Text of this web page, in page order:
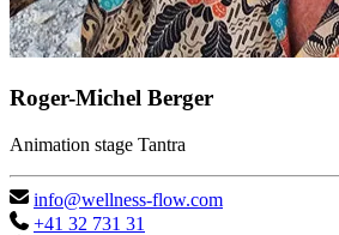
Roger-Michel Berger
Animation stage Tantra
info@wellness-flow.com
+41 32 731 31